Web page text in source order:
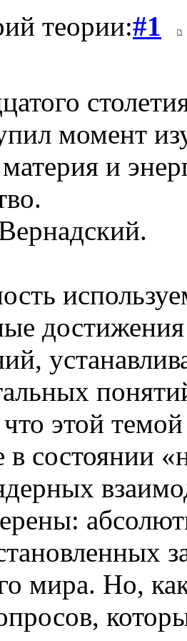
теории:#1
момент
и
что этой
состоянии
мира. Но,